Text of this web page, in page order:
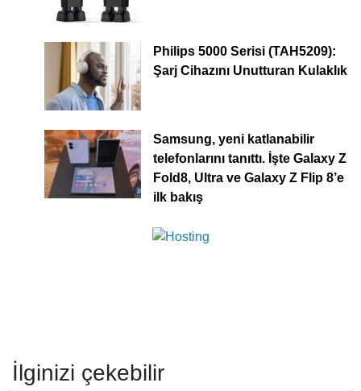
Philips 5000 Serisi (TAH5209):
Şarj Cihazını Unutturan Kulaklık
Samsung, yeni katlanabilir
telefonlarını tanıttı. İşte Galaxy Z
Fold8, Ultra ve Galaxy Z Flip 8’e
ilk bakış
İlginizi çekebilir